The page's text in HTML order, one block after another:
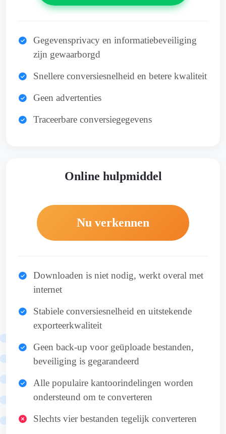
Gegevensprivacy en informatiebeveiliging
zijn gewaarborgd
Snellere conversiesnelheid en betere kwaliteit
Geen advertenties
Traceerbare conversiegegevens
Online hulpmiddel
Nu verkennen
Downloaden is niet nodig, werkt overal met
internet
Stabiele conversiesnelheid en uitstekende
exporteerkwaliteit
Geen back-up voor geüploade bestanden,
beveiliging is gegarandeerd
Alle populaire kantoorindelingen worden
ondersteund om te converteren
Slechts vier bestanden tegelijk converteren